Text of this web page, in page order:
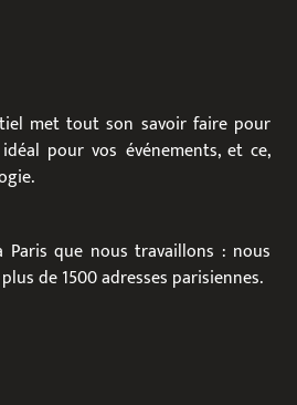
met tout son savoir faire pour
pour vos événements, et ce,
Paris que nous travaillons : nous
de 1500 adresses parisiennes.